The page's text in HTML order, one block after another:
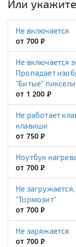
Или
Не включается
от 700Р
Не включается
Пропадает
"Битые"
от 1 200Р
Не работает
клавиши
от 750Р
Ноутбук
от 700Р
Не загружается,
"Тормозит"
от 700Р
Не заряжается
от 700Р